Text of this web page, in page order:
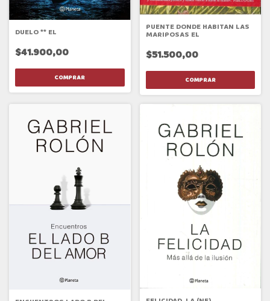
DUELO ** EL
$41.900,00
PUENTE DONDE HABITAN LAS
MARIPOSAS EL
$51.500,00